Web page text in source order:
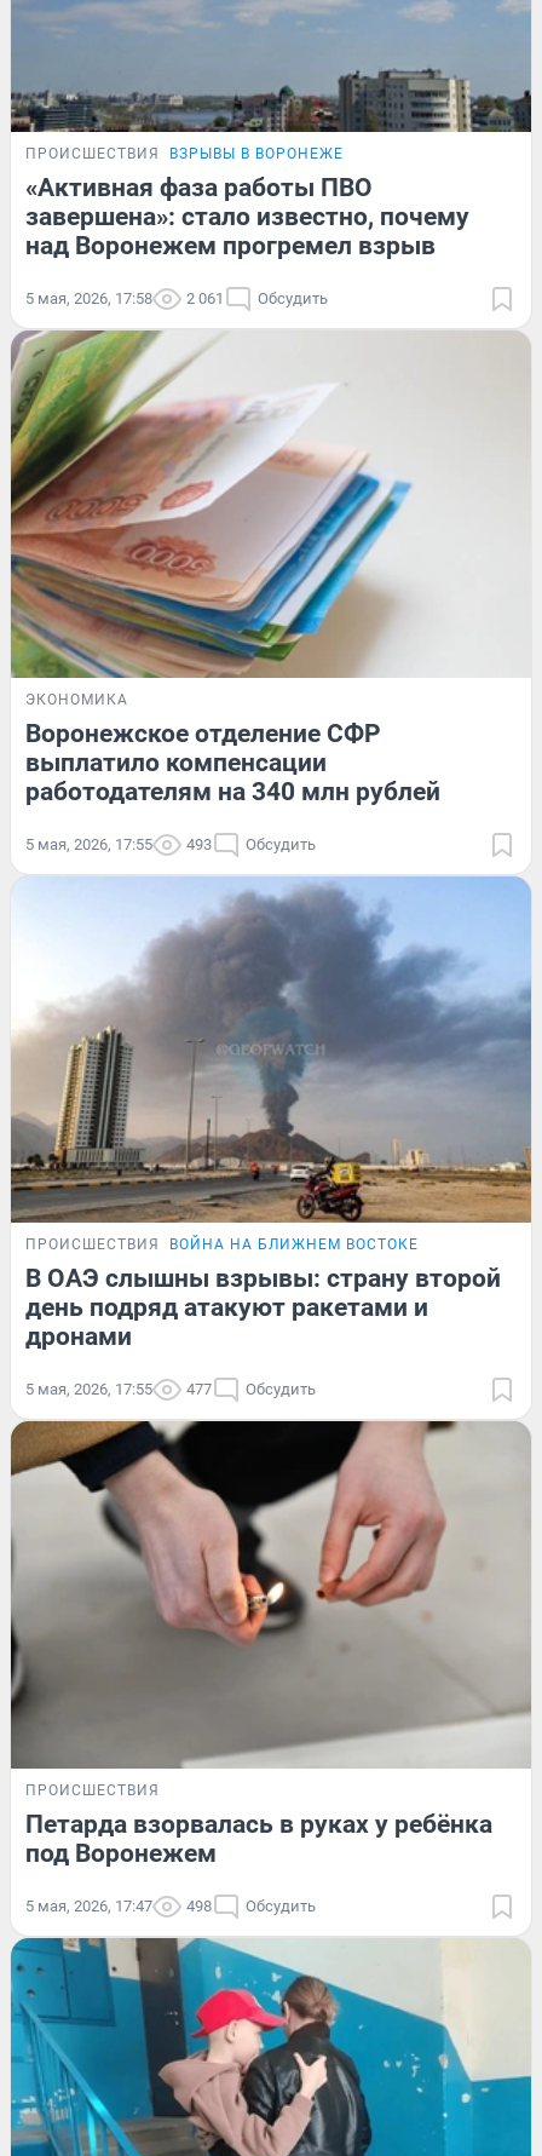
ПРОИСШЕСТВИЯ ВЗРЫВЫ В ВОРОНЕЖЕ
«Активная фаза работы ПВО
завершена»: стало известно, почему
над Воронежем прогремел взрыв
5 мая, 2026, 17:58 2 061 Обсудить
ЭКОНОМИКА
Воронежское отделение СФР
выплатило компенсации
работодателям на 340 млн рублей
5 мая, 2026, 17:55 493 Обсудить
ПРОИСШЕСТВИЯ ВОЙНА НА БЛИЖНЕМ ВОСТОКЕ
В ОАЭ слышны взрывы: страну второй
день подряд атакуют ракетами и
дронами
5 мая, 2026, 17:55 477 Обсудить
ПРОИСШЕСТВИЯ
Петарда взорвалась в руках у ребёнка
под Воронежем
5 мая, 2026, 17:47 498 Обсудить